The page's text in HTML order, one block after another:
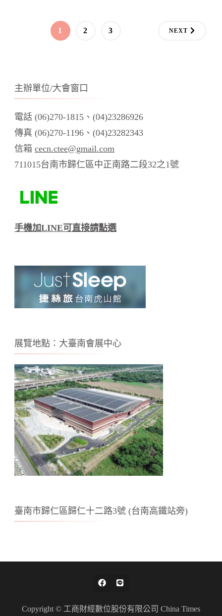
分
頁
PAGE
1 PAGE
2 PAGE
3 NEXT
主辦單位/大會窗口
電話 (06)270-1815、(04)23286926
傳真 (06)270-1196、(04)23282343
信箱 cecn.ctee@gmail.com
711015台南市歸仁區中正南路二段32之1號
手機加LINE可直接請點選
展覽地點：大臺南會展中心
臺南市歸仁區歸仁十二路3號 (台南高鐵站旁)
Copyright © 工商財經數位股份有限公司 China Times